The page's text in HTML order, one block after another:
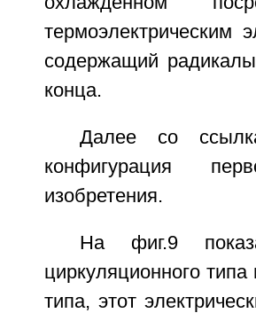
содержащий
конца.
Далее со
конфигурация
изобретения.
На фиг.9
циркуляционного
типа, этот